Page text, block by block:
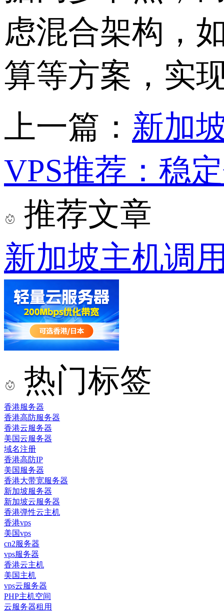
虑混合架构，
算等方案，实
上一篇： 新加
VPS推荐：稳
推荐文章
新加坡主机调
热门标签
香港服务器
香港高防服务器
香港云服务器
美国云服务器
域名注册
香港高防IP
美国服务器
香港大带宽服务器
新加坡服务器
新加坡云服务器
香港弹性云主机
香港vps
美国vps
cn2服务器
vps服务器
香港云主机
美国主机
vps云服务器
PHP主机空间
云服务器租用